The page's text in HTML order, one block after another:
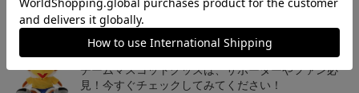
トピックス
チームマスコットグッズは、サポーターやファン必
見！今すぐチェックしてみてください！